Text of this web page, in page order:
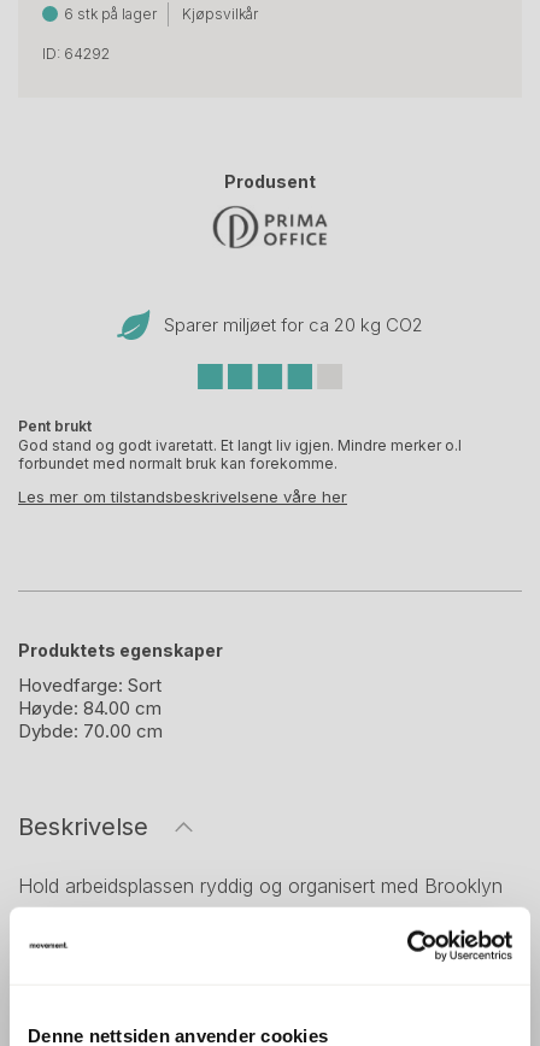
Denne nettsiden anvender cookies
6 stk på lager Kjøpsvilkår
ID: 64292
Produsent
Sparer miljøet for ca 20 kg CO2
Pent brukt
God stand og godt ivaretatt. Et langt liv igjen. Mindre merker o.l
forbundet med normalt bruk kan forekomme.
Les mer om tilstandsbeskrivelsene våre her
Produktets egenskaper
Hovedfarge: Sort
Høyde: 84.00 cm
Dybde: 70.00 cm
Beskrivelse
Hold arbeidsplassen ryddig og organisert med Brooklyn
kommer med tre separate bøtter, som gjør det enkelt å